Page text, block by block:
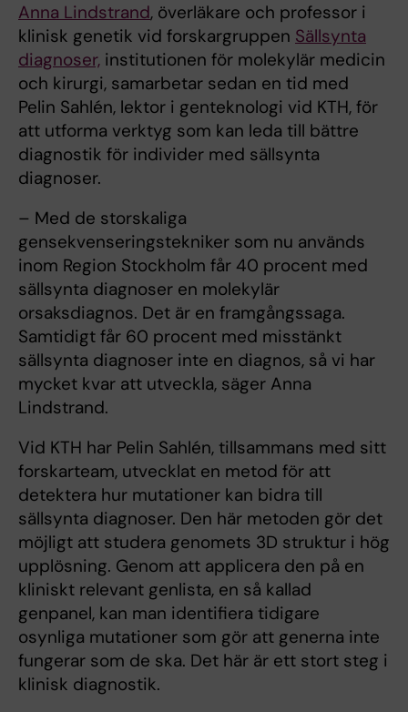
Anna Lindstrand, överläkare och professor i
klinisk genetik vid forskargruppen Sällsynta
diagnoser, institutionen för molekylär medicin
och kirurgi, samarbetar sedan en tid med
Pelin Sahlén, lektor i genteknologi vid KTH, för
att utforma verktyg som kan leda till bättre
diagnostik för individer med sällsynta
diagnoser.
– Med de storskaliga
gensekvenseringstekniker som nu används
inom Region Stockholm får 40 procent med
sällsynta diagnoser en molekylär
orsaksdiagnos. Det är en framgångssaga.
Samtidigt får 60 procent med misstänkt
sällsynta diagnoser inte en diagnos, så vi har
mycket kvar att utveckla, säger Anna
Lindstrand.
Vid KTH har Pelin Sahlén, tillsammans med sitt
forskarteam, utvecklat en metod för att
detektera hur mutationer kan bidra till
sällsynta diagnoser. Den här metoden gör det
möjligt att studera genomets 3D struktur i hög
upplösning. Genom att applicera den på en
kliniskt relevant genlista, en så kallad
genpanel, kan man identifiera tidigare
osynliga mutationer som gör att generna inte
fungerar som de ska. Det här är ett stort steg i
klinisk diagnostik.